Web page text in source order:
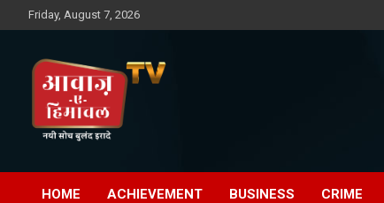
to
Friday, August 7, 2026
Awaz-E-Shahpur
HOME ACHIEVEMENT BUSINESS CRIME